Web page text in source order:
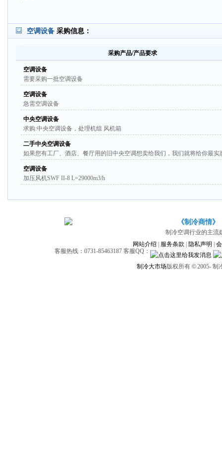
空调设备 采购信息：
采购产品/产品要求
空调设备
需要采购一批空调设备
空调设备
急需空调设备
中央空调设备
求购:中央空调设备，处理机组 风机箱
二手中央空调设备
如果您有工厂、酒店、餐厅用的旧中央空调想卖给我们，我们就将给你最实
空调设备
加压风机SWF II-8 L=29000m3/h
《制冷商情》
制冷空调行业的主流
网站介绍
服务条款 隐私声明
客服热线：0731-85463187 客服QQ：
制冷大市场版权所有 ©2005-制